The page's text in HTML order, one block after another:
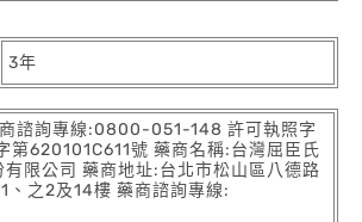
3年
諮詢專線:0800-051-148 許可執照字
第620101C611號 藥商名稱:台灣屈臣氏
限公司 藥商地址:台北市松山區八德路
、之2及14樓 藥商諮詢專線: